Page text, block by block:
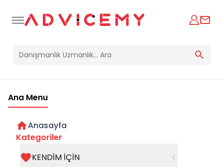
Ana Menu
Anasayfa
Kategoriler
KENDİM İÇİN